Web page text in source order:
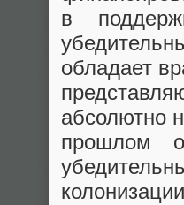
в
обладает
абсолютно
прошлом